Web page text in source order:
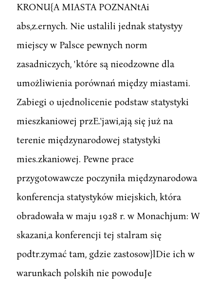
KRONU{A MIASTA POZNANtAi
abs,z.ernych. Nie ustalili jednak statystyy
miejscy w Palsce pewnych norm
zasadniczych, 'które są nieodzowne dla
umożliwienia porównań między miastami.
Zabiegi o ujednolicenie podstaw statystyki
mieszkaniowej przE.'jawi,ają się już na
terenie międzynarodowej statystyki
mies.zkaniowej. Pewne prace
przygotowawcze poczyniła międzynarodowa
konferencja statystyków miejskich, która
obradowała w maju 1928 r. w Monachjum: W
skazani,a konferencji tej stalram się
podtr.zymać tam, gdzie zastosow}lDie ich w
warunkach polskih nie powoduJe